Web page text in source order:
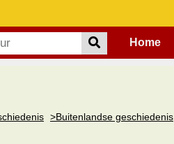
Home
>Buitenlandse geschiedenis